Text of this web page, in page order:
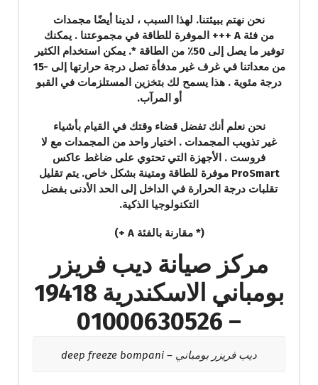
نحن نهتم ببيئتنا. لهذا السبب ، لدينا أيضًا مجمدات
من فئة A +++ الموفرة للطاقة في مجموعتنا . يمكنك
توفير ما يصل إلى 50٪ من الطاقة *. يمكن استخدام الكثير
من معداتنا في غرف غير مدفأة تصل درجة حرارتها إلى -15
درجة مئوية . هذا يسمح لك بتخزين المستلزمات في القبو
أو المرآب.
نحن نعلم أنك تفضل قضاء وقتك في القيام بأشياء
غير تذويب المجمدات . اختيار واحد من المجمدات مع لا
فروست . الأجهزة التي تحتوي على ضاغط عاكس
ProSmart موفرة للطاقة ومتينة بشكل خاص. يتم تقليل
تقلبات درجة الحرارة في الداخل إلى الحد الأدنى بفضل
التكنولوجيا الذكية.
(* مقارنة بالفئة A +)
مركز صيانة ديب فريزر
بومباني الاسكندرية 19418
– 01000630526
ديب فريزر بومباني – deep freeze bompani